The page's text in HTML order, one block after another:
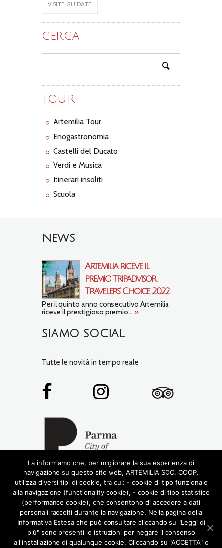
VISITE GUIDATE
CERCA
TOUR
Artemilia Tour
Enogastronomia
Castelli del Ducato
Verdi e Musica
Itinerari insoliti
Scuola
NEWS
Artemilia riceve il
premio Tripadvisor
Travelers’ Choice 2022
Per il quinto anno consecutivo Artemilia
riceve il prestigioso premio... »
SIAMO SOCIAL
Tutte le novità in tempo reale
© 2016 RIGHTS RESERVED •ARTEMILIA SOCIETÀ
La informiamo che, per migliorare la sua esperienza di
navigazione su questo sito web, ARTEMILIA SOC. COOP.
utilizza diversi tipi di cookie, tra cui: - cookie di tipo funzionale
alla navigazione (functionality cookie), - cookie di tipo statistico
(performance cookie), che consentono di accedere a dati
personali raccolti durante la navigazione. Nella pagina della
Informativa Estesa che può consultare cliccando su "Leggi di
più" sono presenti le istruzioni per negare il consenso
all'installazione di qualunque cookie. Cliccando su "ACCETTA" o